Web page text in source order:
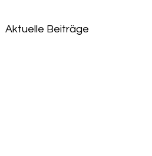
Aktuelle Beiträge